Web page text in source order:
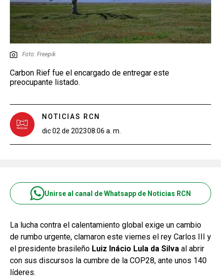
Foto: Freepik
Carbon Rief fue el encargado de entregar este
preocupante listado.
NOTICIAS RCN
dic 02 de 202308:06 a. m.
Unirse al canal de Whatsapp de Noticias RCN
La lucha contra el calentamiento global exige un cambio
de rumbo urgente, clamaron este viernes el rey Carlos III y
el presidente brasileño Luiz Inácio Lula da Silva al abrir
con sus discursos la cumbre de la COP28, ante unos 140
líderes.